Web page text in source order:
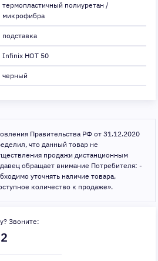
термопластичный полиуретан /
микрофибра
подставка
Infinix HOT 50
черный
Правительства РФ от 31.12.2020
что данный товар не
продажи дистанционным
обращает внимание Потребителя: -
уточнять наличие товара,
количество к продаже».
Звоните: